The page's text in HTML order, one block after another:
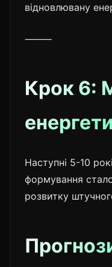
відновлювану
⸻
Крок 6:
Наступні 5-10
формування
розвитку